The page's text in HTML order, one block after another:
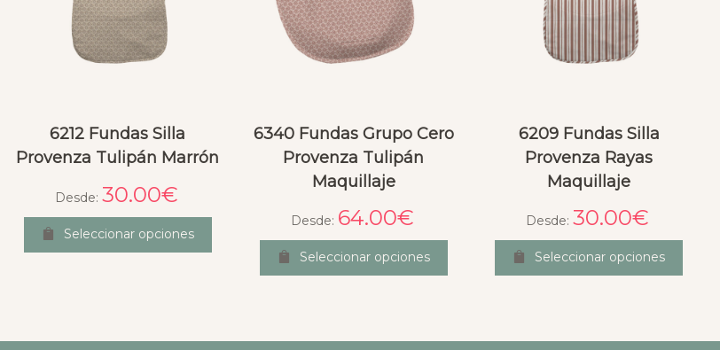
6212 Fundas Silla
Provenza Tulipán Marrón
Desde: 30.00€
Seleccionar opciones
6340 Fundas Grupo Cero
Provenza Tulipán
Maquillaje
Desde: 64.00€
Seleccionar opciones
6209 Fundas Silla
Provenza Rayas
Maquillaje
Desde:30.00€
Seleccionar opciones